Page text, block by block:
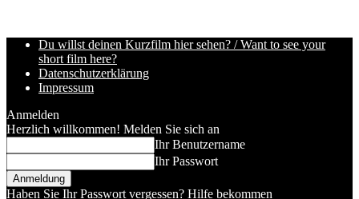
Du willst deinen Kurzfilm hier sehen? / Want to see your
short film here?
Datenschutzerklärung
Impressum
Anmelden
Herzlich willkommen! Melden Sie sich an
Ihr Benutzername
Ihr Passwort
Haben Sie Ihr Passwort vergessen? Hilfe bekommen